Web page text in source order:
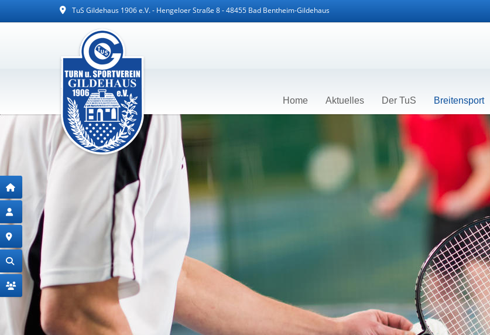
TuS Gildehaus 1906 e.V. - Hengeloer Straße 8 - 48455 Bad Bentheim-Gildehaus
Home Aktuelles Der TuS Breitensport